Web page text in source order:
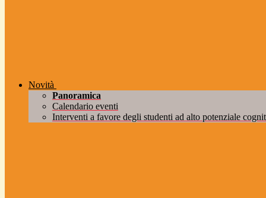
Novità
Panoramica
Calendario eventi
Interventi a favore degli studenti ad alto potenziale